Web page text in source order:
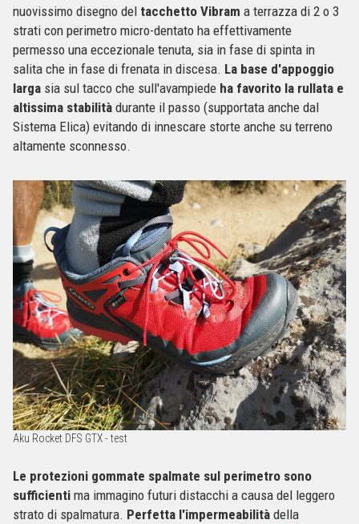
nuovissimo disegno del tacchetto Vibram a terrazza di 2 o 3
strati con perimetro micro-dentato ha effettivamente
permesso una eccezionale tenuta, sia in fase di spinta in
salita che in fase di frenata in discesa. La base d'appoggio
larga sia sul tacco che sull'avampiede ha favorito la rullata e
altissima stabilità durante il passo (supportata anche dal
Sistema Elica) evitando di innescare storte anche su terreno
altamente sconnesso.
Aku Rocket DFS GTX - test
Le protezioni gommate spalmate sul perimetro sono
sufficienti ma immagino futuri distacchi a causa del leggero
strato di spalmatura. Perfetta l'impermeabilità della